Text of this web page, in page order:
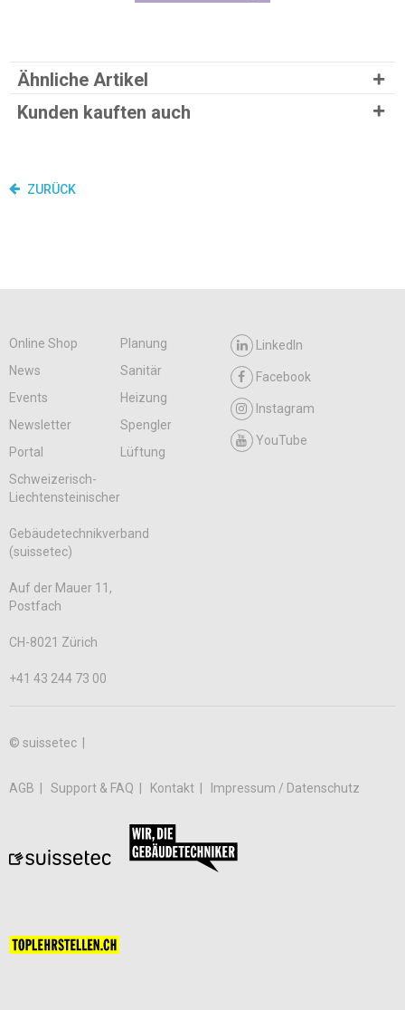
Ähnliche Artikel
Kunden kauften auch
ZURÜCK
Online Shop
Planung
News
Sanitär
Events
Heizung
Newsletter
Spengler
Portal
Lüftung
LinkedIn
Facebook
Instagram
YouTube
Schweizerisch-
Liechtensteinischer
Gebäudetechnikverband
(suissetec)
Auf der Mauer 11,
Postfach
CH-8021 Zürich
+41 43 244 73 00
© suissetec |
AGB Support & FAQ Kontakt Impressum / Datenschutz